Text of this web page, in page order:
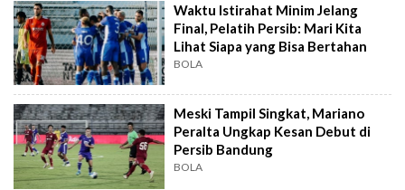
Waktu Istirahat Minim Jelang
Final, Pelatih Persib: Mari Kita
Lihat Siapa yang Bisa Bertahan
BOLA
Meski Tampil Singkat, Mariano
Peralta Ungkap Kesan Debut di
Persib Bandung
BOLA